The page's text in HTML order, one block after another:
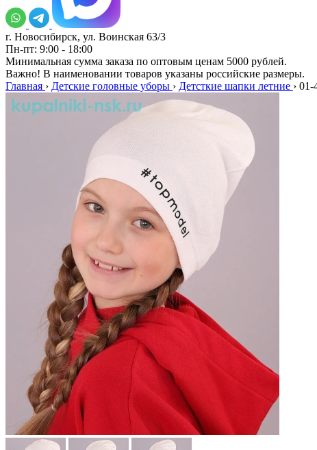
г. Новосибирск, ул. Воинская 63/3
Пн-пт: 9:00 - 18:00
Минимальная сумма заказа по оптовым ценам 5000 рублей.
Важно! В наименовании товаров указаны российские размеры.
Главная › Детские головные уборы › Детсткие шапки летние › 01-